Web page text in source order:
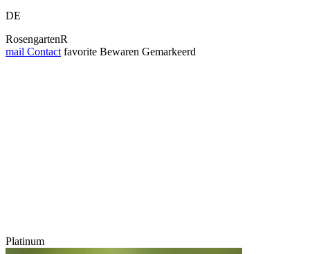
DE
RosengartenR
mail Contact favorite Bewaren Gemarkeerd
Platinum